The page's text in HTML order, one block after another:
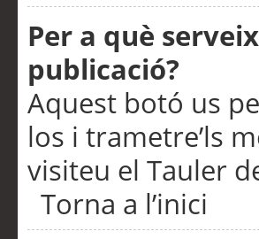
Per a què
publicació?
Aquest botó us
los i trametre’ls
visiteu el Tauler
Torna a l’inici